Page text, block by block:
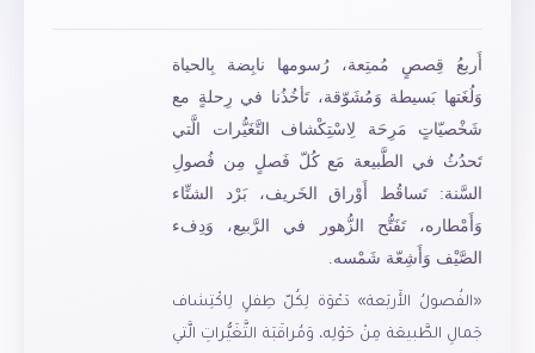
أَربعُ قِصصٍ مُمتِعة، رُسومها نابِضة بِالحياة
وَلُغَتها بَسيطة وَمُشَوّقة، تَأخُذُنا في رِحلةٍ مع
شَخْصيّاتٍ مَرِحَة لِاسْتِكْشاف التَّغَيُّرات الَّتي
تَحدُثُ في الطَّبيعة مَع كُلّ فَصلٍ مِن فُصولِ
السَّنة: تَساقُط أَوْراق الخَريف، بَرْد الشتِّاء
وَأَمْطاره، تَفَتُّح الزُّهور في الرَّبيع، وَدِفء
الصَّيْف وَأَشِعّة شَمْسه.
«الفُصولُ الأَربَعة» دَعْوَة لِكُلّ طِفلٍ لِاكْتِشاف
جَمالِ الطَّبيعَة مِنْ حَوْلِه، وَمُراقَبَة التَّغَيُّراتِ الَّتي